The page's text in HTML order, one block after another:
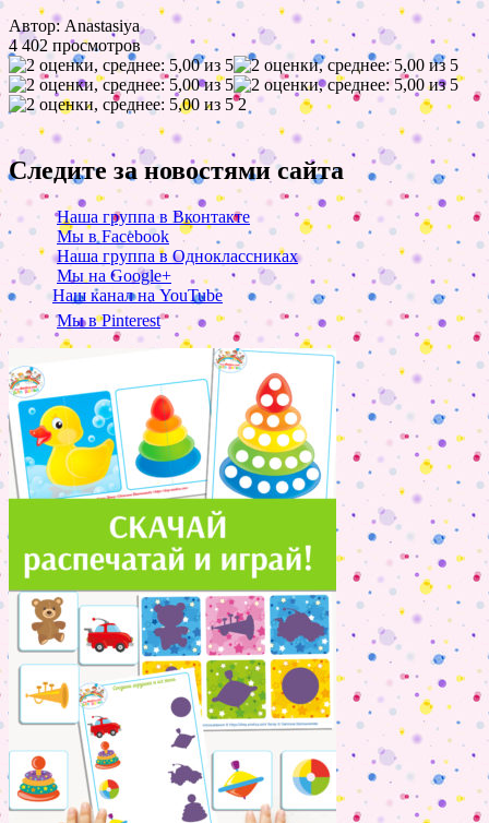
Автор: Anastasiya
4 402 просмотров
2
Следите за новостями сайта
Наша группа в Вконтакте
Мы в Facebook
Наша группа в Одноклассниках
Мы на Google+
Наш канал на YouTube
Мы в Pinterest